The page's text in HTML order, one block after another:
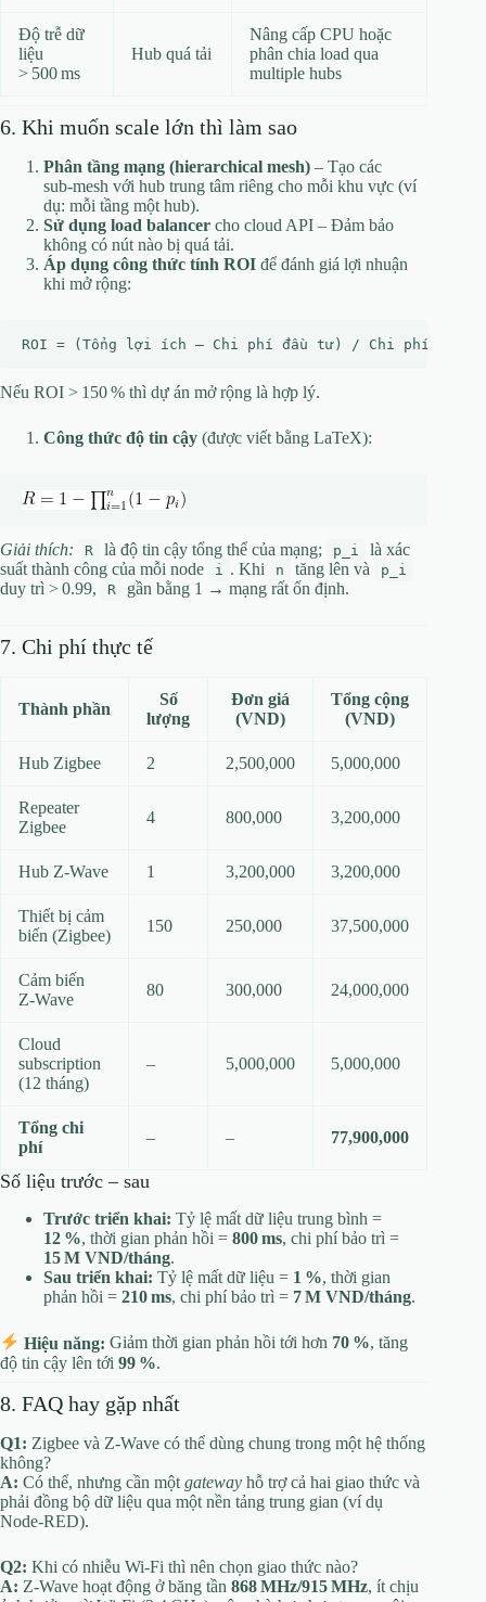
Độ trễ dữ
liệu
> 500 ms
Hub quá tải
Nâng cấp CPU hoặc
phân chia load qua
multiple hubs
6. Khi muốn scale lớn thì làm sao
Phân tầng mạng (hierarchical mesh) – Tạo các
sub‑mesh với hub trung tâm riêng cho mỗi khu vực (ví
dụ: mỗi tầng một hub).
Sử dụng load balancer cho cloud API – Đảm bảo
không có nút nào bị quá tải.
Áp dụng công thức tính ROI để đánh giá lợi nhuận
khi mở rộng:
Nếu ROI > 150 % thì dự án mở rộng là hợp lý.
Công thức độ tin cậy (được viết bằng LaTeX):
Giải thích: R là độ tin cậy tổng thể của mạng; p_i
là xác
suất thành công của mỗi node
i . Khi n tăng lên và p_i
duy trì > 0.99, R gần bằng 1 → mạng rất ổn định.
7. Chi phí thực tế
Thành phần
Số
lượng
Đơn giá
(VND)
Tổng cộng
(VND)
Hub Zigbee 2 2,500,000 5,000,000
Repeater
Zigbee
4 800,000 3,200,000
Hub Z‑Wave 1 3,200,000 3,200,000
Thiết bị cảm
biến (Zigbee)
150 250,000 37,500,000
Cảm biến
Z‑Wave
80 300,000 24,000,000
Cloud
subscription
(12 tháng)
– 5,000,000 5,000,000
Tổng chi
phí
– – 77,900,000
Số liệu trước – sau
Trước triển khai: Tỷ lệ mất dữ liệu trung bình =
12 %, thời gian phản hồi = 800 ms, chi phí bảo trì =
15 M VND/tháng.
Sau triển khai: Tỷ lệ mất dữ liệu = 1 %, thời gian
phản hồi = 210 ms, chi phí bảo trì = 7 M VND/tháng.
Hiệu năng: Giảm thời gian phản hồi tới hơn 70 %, tăng
độ tin cậy lên tới 99 %.
8. FAQ hay gặp nhất
Q1: Zigbee và Z‑Wave có thể dùng chung trong một hệ thống
không?
A: Có thể, nhưng cần một gateway hỗ trợ cả hai giao thức và
phải đồng bộ dữ liệu qua một nền tảng trung gian (ví dụ
Node‑RED).
Q2: Khi có nhiễu Wi‑Fi thì nên chọn giao thức nào?
A: Z‑Wave hoạt động ở băng tần 868 MHz/915 MHz, ít chịu